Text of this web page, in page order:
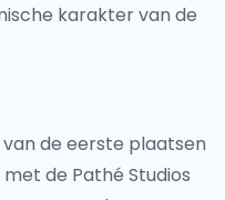
karakter van de
de eerste plaatsen
de Pathé Studios